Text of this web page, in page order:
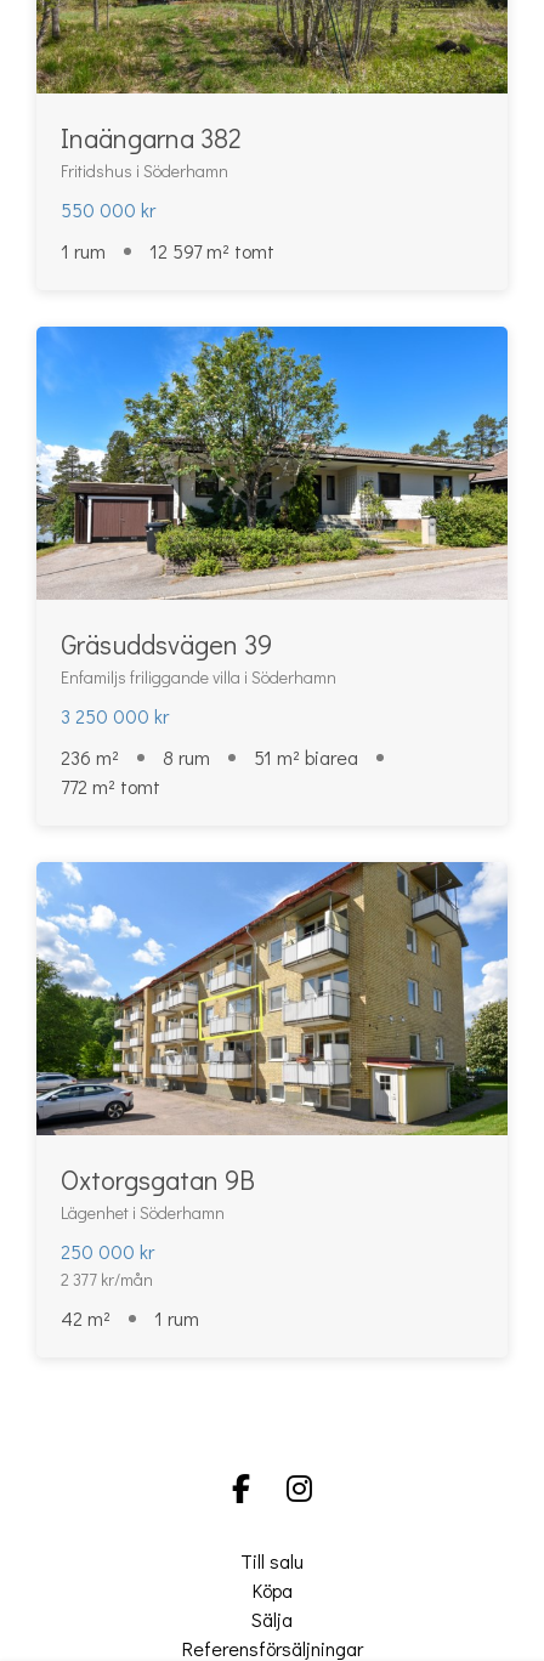
Inaängarna 382
Fritidshus i Söderhamn
550 000 kr
1 rum
12 597 m² tomt
Gräsuddsvägen 39
Enfamiljs friliggande villa i Söderhamn
3 250 000 kr
236 m²
8 rum
51 m² biarea
772 m² tomt
Oxtorgsgatan 9B
Lägenhet i Söderhamn
250 000 kr
2 377 kr/mån
42 m² 1 rum
Till salu
Köpa
Sälja
Referensförsäljningar